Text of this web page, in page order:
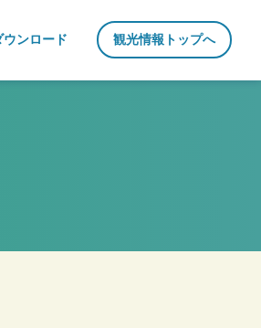
ウンロード 観光情報トップへ